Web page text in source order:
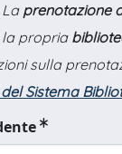
La prenotazione
propria
sulla
Sistema